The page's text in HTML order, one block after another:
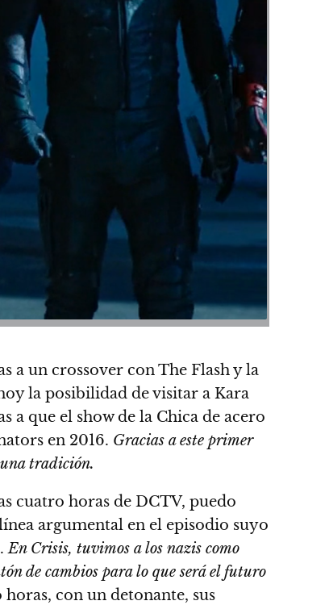
a un crossover con The Flash y la
la posibilidad de visitar a Kara
a que el show de la Chica de acero
en 2016. Gracias a este primer
una tradición.
cuatro horas de DCTV, puedo
argumental en el episodio suyo
En Crisis, tuvimos a los nazis como
de cambios para lo que será el futuro
con un detonante, sus